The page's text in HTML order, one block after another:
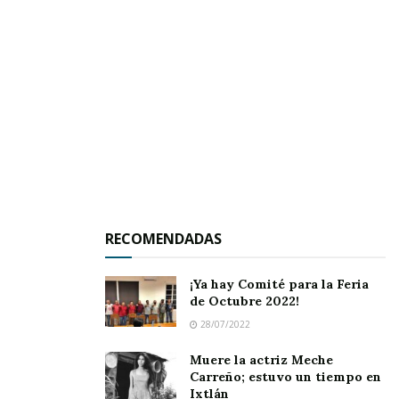
en la parte alta del inmueble que se sitúa
exactamente en la contra esquina de la
presidencia municipal, en el cruce de las calles
Hidalgo y Madero.
Al respecto, la regidora Marisol Sánchez, en su
RECOMENDADAS
¡Ya hay Comité para la Feria
de Octubre 2022!
28/07/2022
Muere la actriz Meche
Carreño; estuvo un tiempo en
Ixtlán